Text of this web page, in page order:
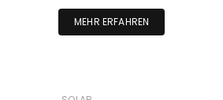
MEHR ERFAHREN